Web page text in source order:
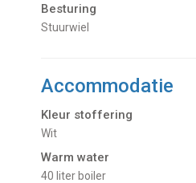
Besturing
Stuurwiel
Accommodatie
Kleur stoffering
Wit
Warm water
40 liter boiler